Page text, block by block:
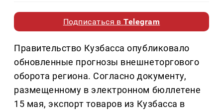
Подписаться вTelegram
Правительство Кузбасса опубликовало
обновленные прогнозы внешнеторгового
оборота региона. Согласно документу,
размещенному в электронном бюллетене
15 мая, экспорт товаров из Кузбасса в